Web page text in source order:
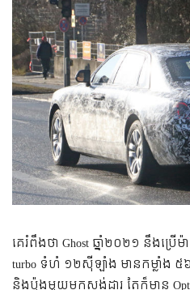
គេរំពឹងថា Ghost ឆ្នាំ២០២១ នឹងប្
turbo ទំហំ ១២ស៊ីឡាំង មានកម្លាំង ៥
និងប៉ុងមួយមកស្តង់ដារ តែក៏មាន